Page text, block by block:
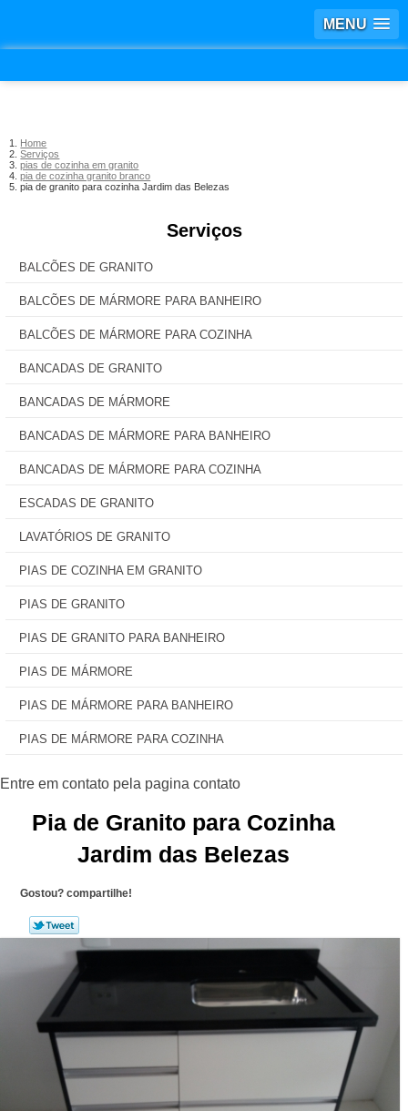
MENU
Home
Serviços
pias de cozinha em granito
pia de cozinha granito branco
pia de granito para cozinha Jardim das Belezas
Serviços
BALCÕES DE GRANITO
BALCÕES DE MÁRMORE PARA BANHEIRO
BALCÕES DE MÁRMORE PARA COZINHA
BANCADAS DE GRANITO
BANCADAS DE MÁRMORE
BANCADAS DE MÁRMORE PARA BANHEIRO
BANCADAS DE MÁRMORE PARA COZINHA
ESCADAS DE GRANITO
LAVATÓRIOS DE GRANITO
PIAS DE COZINHA EM GRANITO
PIAS DE GRANITO
PIAS DE GRANITO PARA BANHEIRO
PIAS DE MÁRMORE
PIAS DE MÁRMORE PARA BANHEIRO
PIAS DE MÁRMORE PARA COZINHA
Pia de Granito para Cozinha
Jardim das Belezas
Gostou? compartilhe!